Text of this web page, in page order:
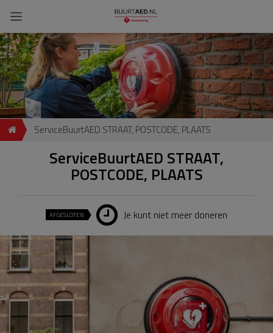
ServiceBuurtAED STRAAT, POSTCODE, PLAATS
ServiceBuurtAED STRAAT,
POSTCODE, PLAATS
AFGESLOTEN Je kunt niet meer doneren